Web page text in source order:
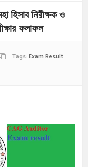
নিরীক্ষক ও
ফলাফল
Tags: Exam Result